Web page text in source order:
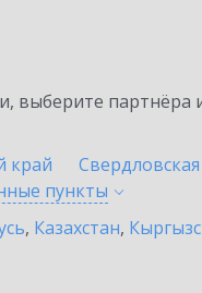
партнёра
край
пункты
, Казахстан,